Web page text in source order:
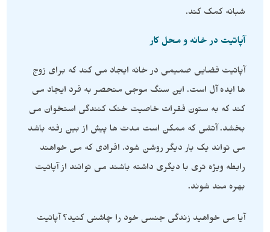
شبانه کمک کند.
آپاتیت در خانه و محل کار
آپاتیت فضایی صمیمی در خانه ایجاد می کند که برای زوج
ها ایده آل است. این سنگ موجی منحصر به فرد ایجاد می
کند که به ستون فقرات خاصیت خنک کنندگی استخوان می
بخشد. آتشی که ممکن است مدت ها پیش از بین رفته باشد
می تواند یک بار دیگر روشن شود. افرادی که می خواهند
رابطه ویژه تری با دیگری داشته باشند می توانند از آپاتیت
بهره مند شوند.
آیا می خواهید زندگی جنسی خود را چاشنی کنید؟ آپاتیت